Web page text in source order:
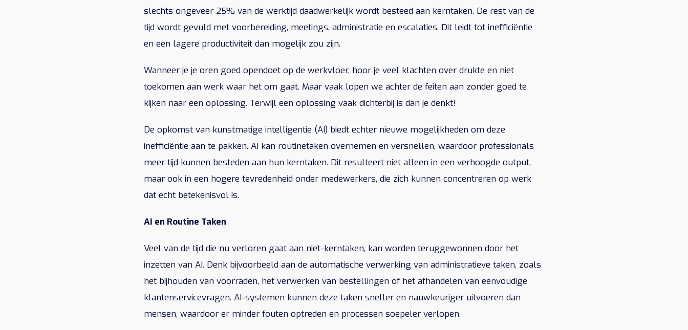
slechts ongeveer 25% van de werktijd daadwerkelijk wordt besteed aan kerntaken. De rest van de
tijd wordt gevuld met voorbereiding, meetings, administratie en escalaties. Dit leidt tot inefficiëntie
en een lagere productiviteit dan mogelijk zou zijn.
Wanneer je je oren goed opendoet op de werkvloer, hoor je veel klachten over drukte en niet
toekomen aan werk waar het om gaat. Maar vaak lopen we achter de feiten aan zonder goed te
kijken naar een oplossing. Terwijl een oplossing vaak dichterbij is dan je denkt!
De opkomst van kunstmatige intelligentie (AI) biedt echter nieuwe mogelijkheden om deze
inefficiëntie aan te pakken. AI kan routinetaken overnemen en versnellen, waardoor professionals
meer tijd kunnen besteden aan hun kerntaken. Dit resulteert niet alleen in een verhoogde output,
maar ook in een hogere tevredenheid onder medewerkers, die zich kunnen concentreren op werk
dat echt betekenisvol is.
AI en Routine Taken
Veel van de tijd die nu verloren gaat aan niet-kerntaken, kan worden teruggewonnen door het
inzetten van AI. Denk bijvoorbeeld aan de automatische verwerking van administratieve taken, zoals
het bijhouden van voorraden, het verwerken van bestellingen of het afhandelen van eenvoudige
klantenservicevragen. AI-systemen kunnen deze taken sneller en nauwkeuriger uitvoeren dan
mensen, waardoor er minder fouten optreden en processen soepeler verlopen.